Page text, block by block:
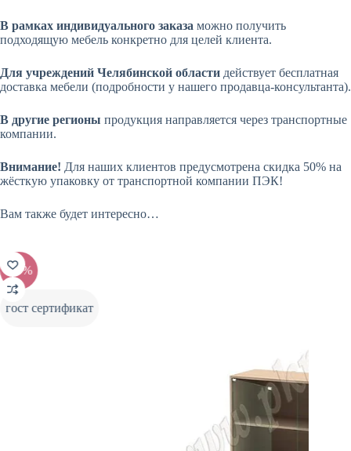
В рамках индивидуального заказа можно получить
подходящую мебель конкретно для целей клиента.
Для учреждений Челябинской области действует бесплатная
доставка мебели (подробности у нашего продавца-консультанта).
В другие регионы продукция направляется через транспортные
компании.
Внимание! Для наших клиентов предусмотрена скидка 50% на
жёсткую упаковку от транспортной компании ПЭК!
Вам также будет интересно…
-20%
гост сертификат